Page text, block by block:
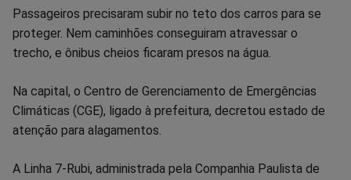
Passageiros precisaram subir no teto dos carros para se
proteger. Nem caminhões conseguiram atravessar o
trecho, e ônibus cheios ficaram presos na água.
Na capital, o Centro de Gerenciamento de Emergências
Climáticas (CGE), ligado à prefeitura, decretou estado de
atenção para alagamentos.
A Linha 7-Rubi, administrada pela Companhia Paulista de